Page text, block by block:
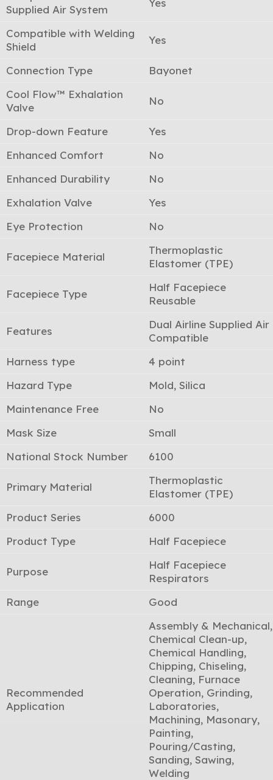
Supplied Air System
Compatible with Welding
Shield
Yes
Connection Type
Bayonet
Cool Flow™ Exhalation
Valve
No
Drop-down Feature
Yes
Enhanced Comfort
No
Enhanced Durability
No
Exhalation Valve
Yes
Eye Protection
No
Facepiece Material
Thermoplastic
Elastomer (TPE)
Facepiece Type
Half Facepiece
Reusable
Features
Dual Airline Supplied Air
Compatible
Harness type
4 point
Hazard Type
Mold, Silica
Maintenance Free
No
Mask Size
Small
National Stock Number
6100
Primary Material
Thermoplastic
Elastomer (TPE)
Product Series
6000
Product Type
Half Facepiece
Purpose
Half Facepiece
Respirators
Range
Good
Recommended
Application
Assembly & Mechanical,
Chemical Clean-up,
Chemical Handling,
Chipping, Chiseling,
Cleaning, Furnace
Operation, Grinding,
Laboratories,
Machining, Masonary,
Painting,
Pouring/Casting,
Sanding, Sawing,
Welding